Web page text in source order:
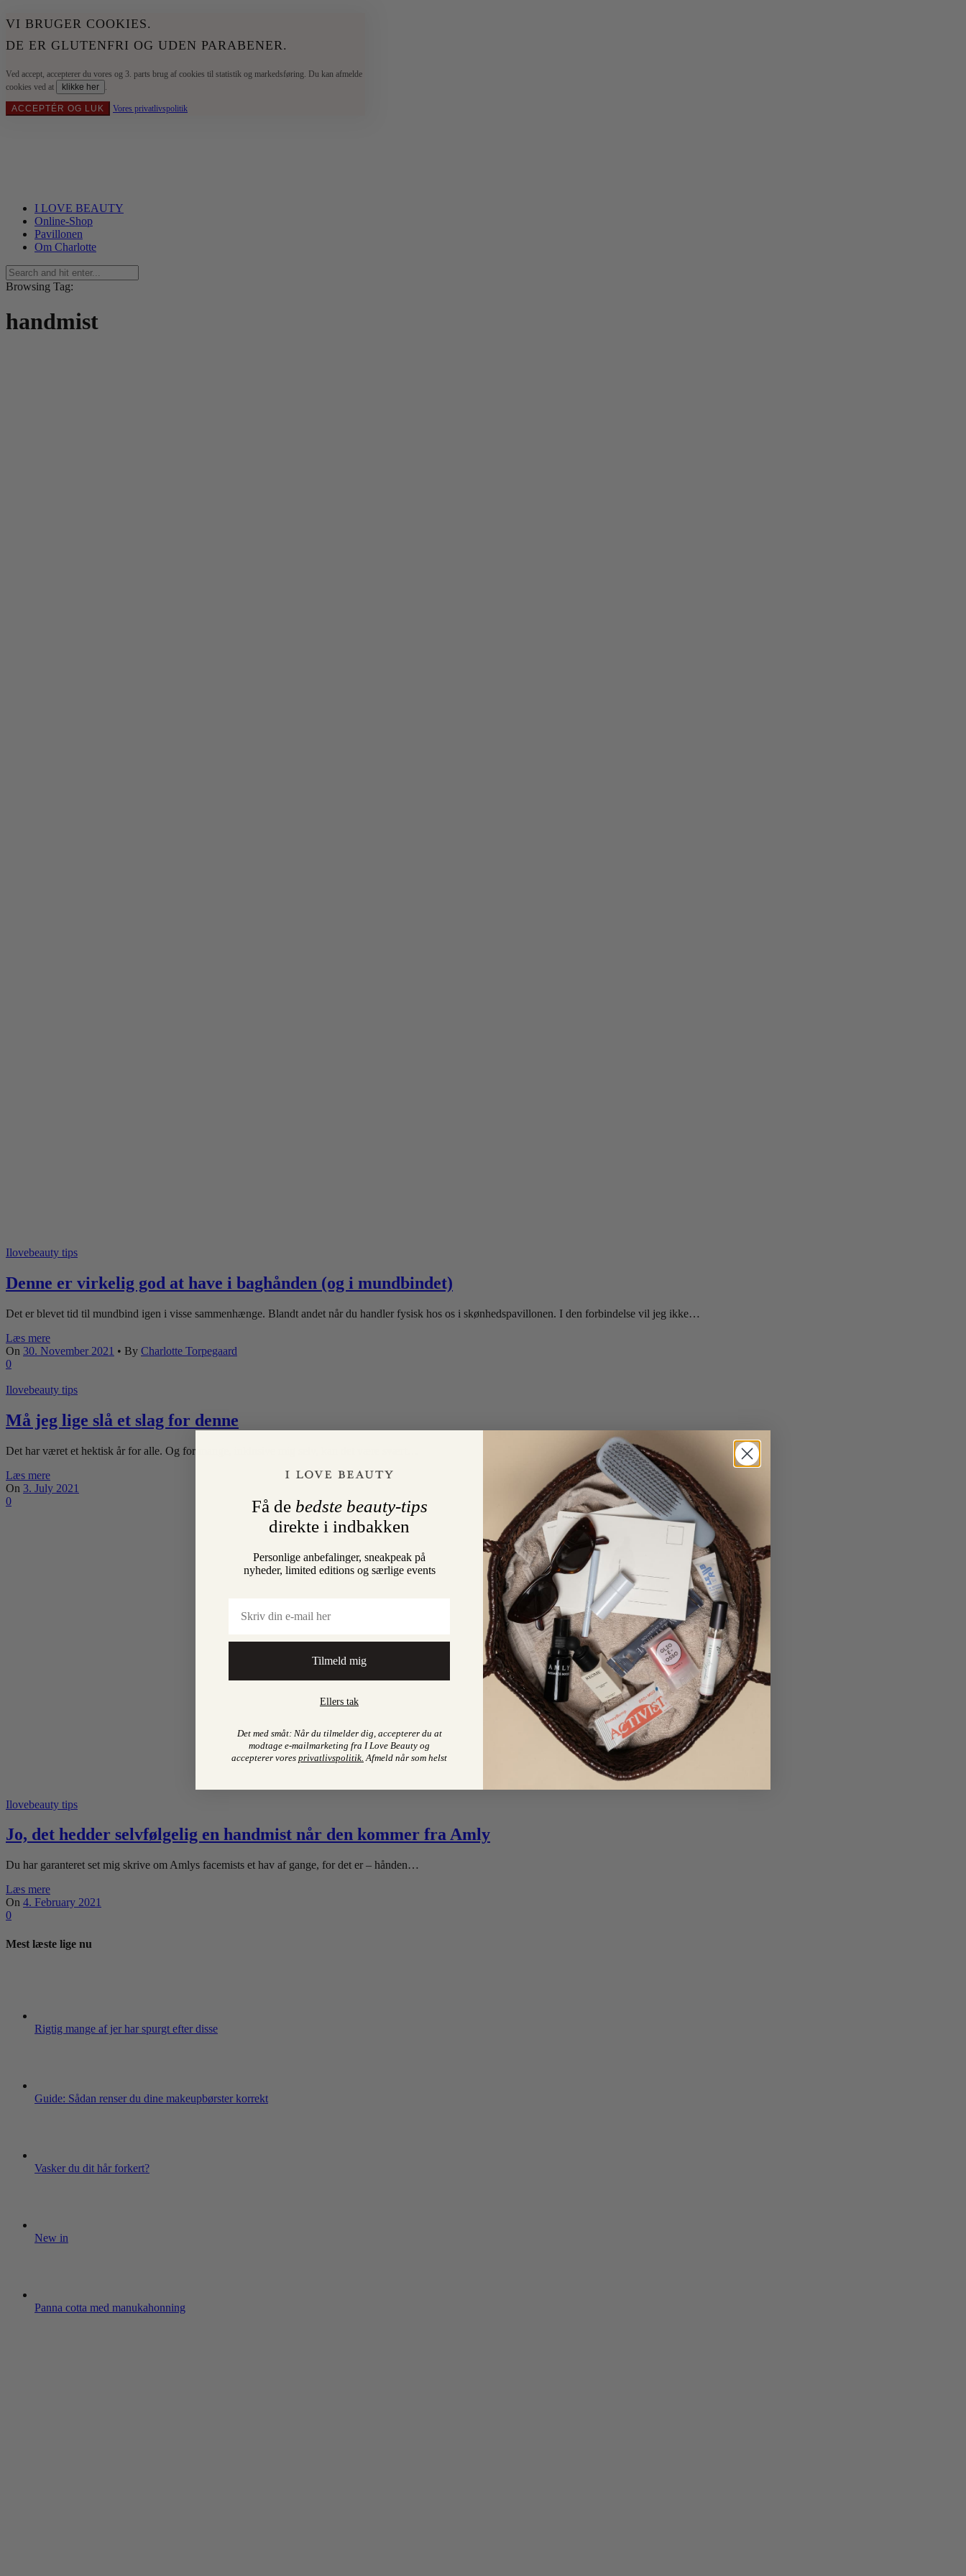
VI BRUGER COOKIES.
DE ER GLUTENFRI OG UDEN PARABENER.
Ved accept, accepterer du vores og 3. parts brug af cookies til statistik og markedsføring. Du kan afmelde
cookies ved at
klikke her .
ACCEPTÉR OG LUK Vores privatlivspolitik
I LOVE BEAUTY
Online-Shop
Pavillonen
Om Charlotte
Browsing Tag:
handmist
Ilovebeauty tips
Denne er virkelig god at have i baghånden (og i mundbindet)
Det er blevet tid til mundbind igen i visse sammenhænge. Blandt andet når du handler fysisk hos os i skønhedspavillonen. I den forbindelse vil jeg ikke…
Læs mere
On 30. November 2021 • By Charlotte Torpegaard
0
Ilovebeauty tips
Må jeg lige slå et slag for denne
Det har været et hektisk år for alle. Og for mange, inklusive mig selv, kan det være svært…
Læs mere
On 3. July 2021
0
Ilovebeauty tips
Jo, det hedder selvfølgelig en handmist når den kommer fra Amly
Du har garanteret set mig skrive om Amlys facemists et hav af gange, for det er – hånden…
Læs mere
On 4. February 2021
0
Mest læste lige nu
Rigtig mange af jer har spurgt efter disse
Guide: Sådan renser du dine makeupbørster korrekt
Vasker du dit hår forkert?
New in
Panna cotta med manukahonning
Få de bedste beauty-tips
direkte i indbakken
Personlige anbefalinger, sneakpeak på
nyheder, limited editions og særlige events
Tilmeld mig
Ellers tak
Det med småt: Når du tilmelder dig, accepterer du at
modtage e-mailmarketing fra I Love Beauty og
accepterer vores privatlivspolitik. Afmeld når som helst